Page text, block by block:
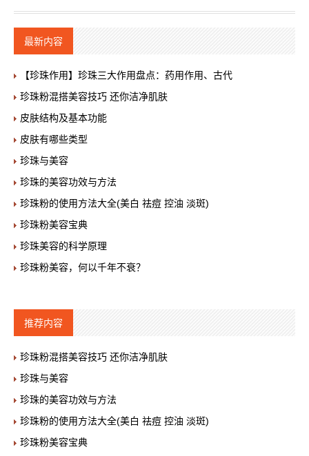
最新内容
【珍珠作用】珍珠三大作用盘点：药用作用、古代
珍珠粉混搭美容技巧 还你洁净肌肤
皮肤结构及基本功能
皮肤有哪些类型
珍珠与美容
珍珠的美容功效与方法
珍珠粉的使用方法大全(美白 祛痘 控油 淡斑)
珍珠粉美容宝典
珍珠美容的科学原理
珍珠粉美容，何以千年不衰？
推荐内容
珍珠粉混搭美容技巧 还你洁净肌肤
珍珠与美容
珍珠的美容功效与方法
珍珠粉的使用方法大全(美白 祛痘 控油 淡斑)
珍珠粉美容宝典